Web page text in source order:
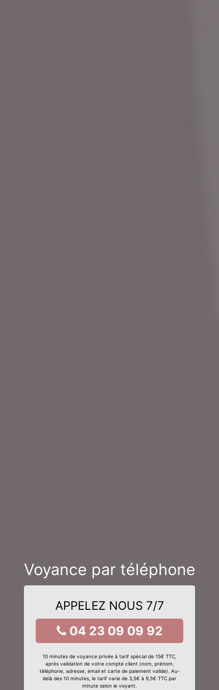
Voyance par téléphone
APPELEZ NOUS 7/7
04 23 09 09 92
10 minutes de voyance privée à tarif spécial de 15€ TTC,
après validation de votre compte client (nom, prénom,
téléphone, adresse, email et carte de paiement valide). Au-
delà des 10 minutes, le tarif varie de 3,5€ à 9,5€ TTC par
minute selon le voyant.